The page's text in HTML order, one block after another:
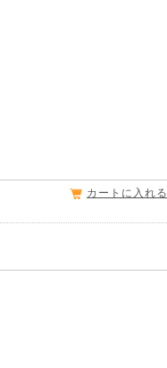
カートに入れる